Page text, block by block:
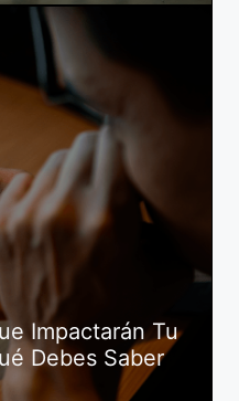
Impactarán Tu
Debes Saber